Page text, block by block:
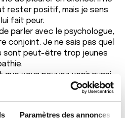
Paramètres des annonces
rester positif, mais je sens
fait peur.
parler avec le psychologue,
conjoint. Je ne sais pas quel
sont peut-être trop jeunes
que vous pouvez venir aussi
sur ce forum , les